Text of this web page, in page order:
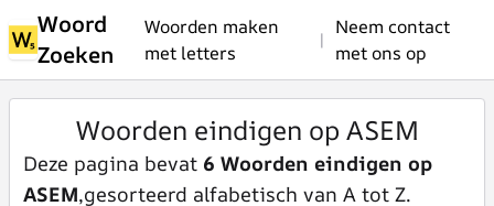
Woord
Zoeken
Woorden maken
met letters
|
Neem contact
met ons op
Woorden eindigen op ASEM
Deze pagina bevat 6 Woorden eindigen op
ASEM,gesorteerd alfabetisch van A tot Z.